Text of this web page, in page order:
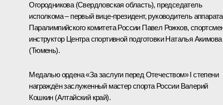
Огородникова (Свердловская область), председатель
исполкома – первый вице-президент, руководитель аппарата
Паралимпийского комитета России Павел Рожков,
инструктор Центра спортивной подготовки Наталья Акимова
(Тюмень).
Медалью ордена «За заслуги перед Отечеством» I степени
награждён заслуженный мастер спорта России Валерий
Кошкин (Алтайский край).